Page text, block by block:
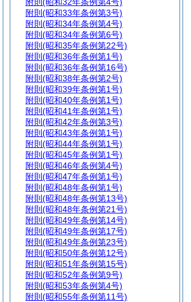
附則 (昭和33年条例第3号)
附則 (昭和34年条例第4号)
附則 (昭和34年条例第6号)
附則 (昭和35年条例第22号)
附則 (昭和36年条例第1号)
附則 (昭和36年条例第16号)
附則 (昭和38年条例第2号)
附則 (昭和39年条例第1号)
附則 (昭和40年条例第1号)
附則 (昭和41年条例第1号)
附則 (昭和42年条例第3号)
附則 (昭和43年条例第1号)
附則 (昭和44年条例第1号)
附則 (昭和45年条例第1号)
附則 (昭和46年条例第4号)
附則 (昭和47年条例第1号)
附則 (昭和48年条例第1号)
附則 (昭和48年条例第13号)
附則 (昭和48年条例第21号)
附則 (昭和49年条例第14号)
附則 (昭和49年条例第17号)
附則 (昭和49年条例第23号)
附則 (昭和50年条例第12号)
附則 (昭和51年条例第15号)
附則 (昭和52年条例第9号)
附則 (昭和53年条例第4号)
附則 (昭和55年条例第11号)